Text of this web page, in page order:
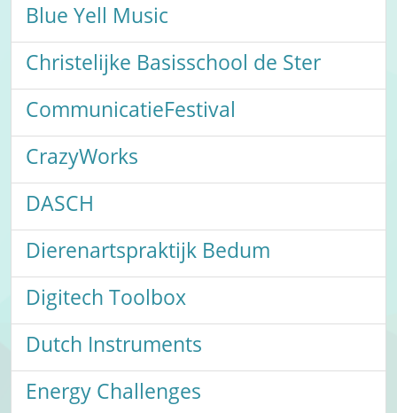
Blue Yell Music
Christelijke Basisschool de Ster
CommunicatieFestival
CrazyWorks
DASCH
Dierenartspraktijk Bedum
Digitech Toolbox
Dutch Instruments
Energy Challenges